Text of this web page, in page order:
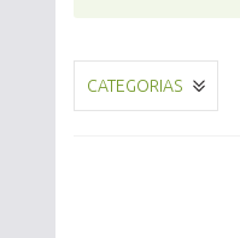
CATEGORIAS